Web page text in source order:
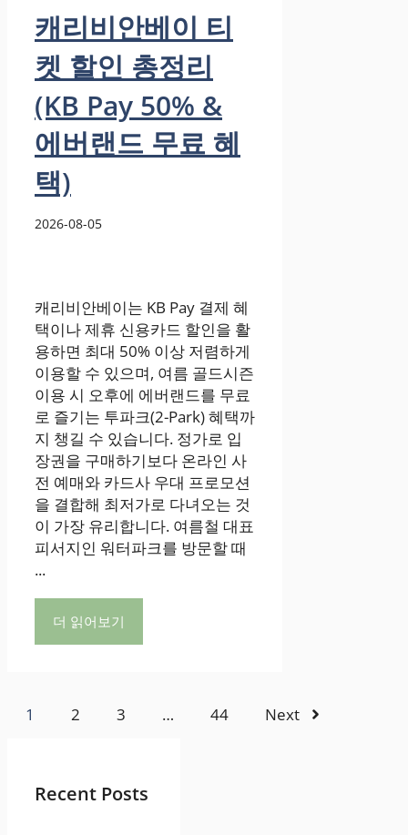
캐리비안베이 티
켓 할인 총정리
(KB Pay 50% &
에버랜드 무료 혜
택)
2026-08-05
캐리비안베이는 KB Pay 결제 혜
택이나 제휴 신용카드 할인을 활
용하면 최대 50% 이상 저렴하게
이용할 수 있으며, 여름 골드시즌
이용 시 오후에 에버랜드를 무료
로 즐기는 투파크(2-Park) 혜택까
지 챙길 수 있습니다. 정가로 입
장권을 구매하기보다 온라인 사
전 예매와 카드사 우대 프로모션
을 결합해 최저가로 다녀오는 것
이 가장 유리합니다. 여름철 대표
피서지인 워터파크를 방문할 때
...
더 읽어보기
1 2 3 … 44 Next
Recent Posts